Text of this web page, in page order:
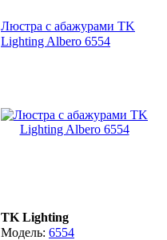
Люстра с абажурами TK
Lighting Albero 6554
TK Lighting
6554